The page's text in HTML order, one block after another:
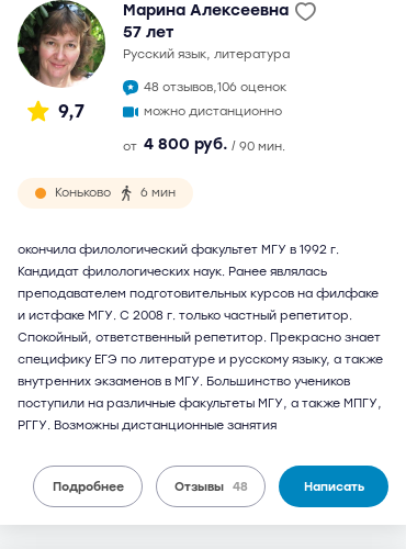
9,7
Марина Алексеевна
57 лет
русский язык, литература
48 отзывов,106 оценок
можно дистанционно
от 4 800 руб. / 90 мин.
Коньково 6 мин
окончила филологический факультет МГУ в 1992 г.
Кандидат филологических наук. Ранее являлась
преподавателем подготовительных курсов на филфаке
и истфаке МГУ. С 2008 г. только частный репетитор.
Спокойный, ответственный репетитор. Прекрасно знает
специфику ЕГЭ по литературе и русскому языку, а также
внутренних экзаменов в МГУ. Большинство учеников
поступили на различные факультеты МГУ, а также МПГУ,
РГГУ. Возможны дистанционные занятия
Подробнее Отзывы 48 Написать